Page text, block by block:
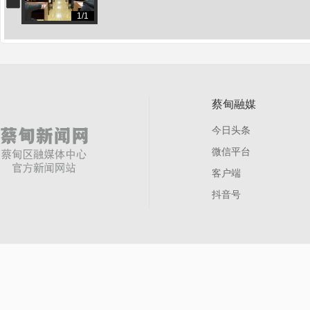
1/1
蔡甸融媒
今日头条
微信平台
客户端
抖音号